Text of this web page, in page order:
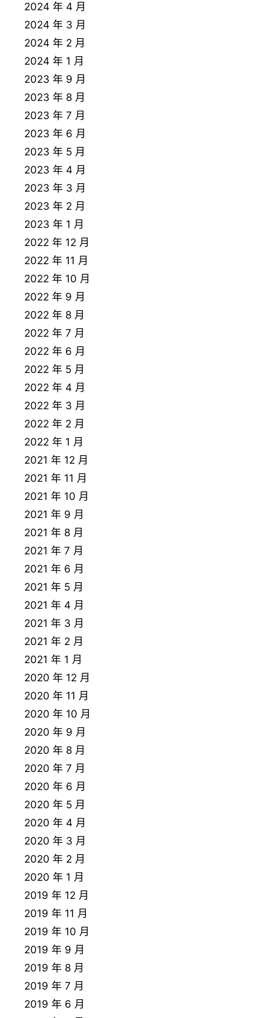
2024 年 4 月
2024 年 3 月
2024 年 2 月
2024 年 1 月
2023 年 9 月
2023 年 8 月
2023 年 7 月
2023 年 6 月
2023 年 5 月
2023 年 4 月
2023 年 3 月
2023 年 2 月
2023 年 1 月
2022 年 12 月
2022 年 11 月
2022 年 10 月
2022 年 9 月
2022 年 8 月
2022 年 7 月
2022 年 6 月
2022 年 5 月
2022 年 4 月
2022 年 3 月
2022 年 2 月
2022 年 1 月
2021 年 12 月
2021 年 11 月
2021 年 10 月
2021 年 9 月
2021 年 8 月
2021 年 7 月
2021 年 6 月
2021 年 5 月
2021 年 4 月
2021 年 3 月
2021 年 2 月
2021 年 1 月
2020 年 12 月
2020 年 11 月
2020 年 10 月
2020 年 9 月
2020 年 8 月
2020 年 7 月
2020 年 6 月
2020 年 5 月
2020 年 4 月
2020 年 3 月
2020 年 2 月
2020 年 1 月
2019 年 12 月
2019 年 11 月
2019 年 10 月
2019 年 9 月
2019 年 8 月
2019 年 7 月
2019 年 6 月